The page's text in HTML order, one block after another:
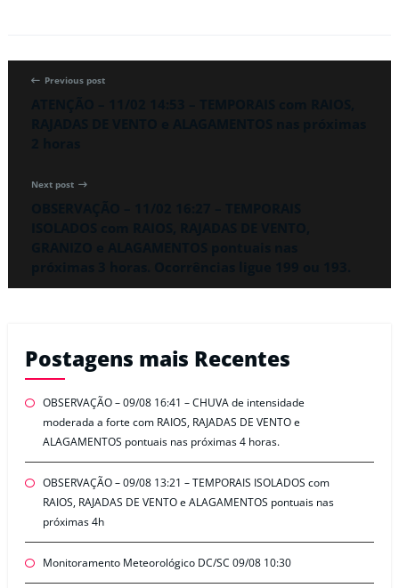
Previous post
Next post
Postagens mais Recentes
OBSERVAÇÃO – 09/08 16:41 – CHUVA de intensidade
moderada a forte com RAIOS, RAJADAS DE VENTO e
ALAGAMENTOS pontuais nas próximas 4 horas.
OBSERVAÇÃO – 09/08 13:21 – TEMPORAIS ISOLADOS com
RAIOS, RAJADAS DE VENTO e ALAGAMENTOS pontuais nas
próximas 4h
Monitoramento Meteorológico DC/SC 09/08 10:30